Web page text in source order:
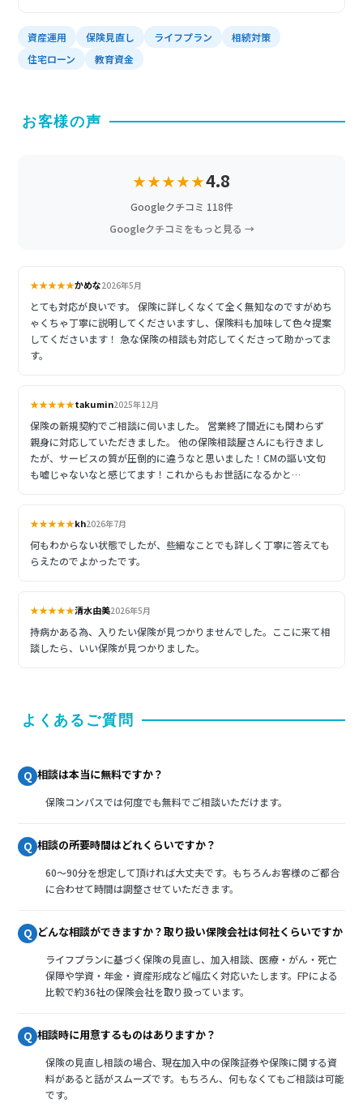
資産運用 保険見直し ライフプラン
相続対策
住宅ローン
教育資金
お客様の声
★★★★★4.8
Googleクチコミ 118件
Googleクチコミをもっと見る →
★★★★★かめな2026年5月
とても対応が良いです。 保険に詳しくなくて全く無知なのですがめち
ゃくちゃ丁寧に説明してくださいますし、保険料も加味して色々提案
してくださいます！ 急な保険の相談も対応してくださって助かってま
す。
★★★★★takumin2025年12月
保険の新規契約でご相談に伺いました。 営業終了間近にも関わらず
親身に対応していただきました。 他の保険相談屋さんにも行きまし
たが、サービスの質が圧倒的に違うなと思いました！CMの謳い文句
も嘘じゃないなと感じてます！これからもお世話になるかと…
★★★★★kh2026年7月
何もわからない状態でしたが、些細なことでも詳しく丁寧に答えても
らえたのでよかったです。
★★★★★清水由美2026年5月
持病かある為、入りたい保険が見つかりませんでした。ここに来て相
談したら、いい保険が見つかりました。
よくあるご質問
Q 相談は本当に無料ですか？
保険コンパスでは何度でも無料でご相談いただけます。
Q 相談の所要時間はどれくらいですか？
60～90分を想定して頂ければ大丈夫です。もちろんお客様のご都合
に合わせて時間は調整させていただきます。
Q どんな相談ができますか？取り扱い保険会社は何社くらいですか
ライフプランに基づく保険の見直し、加入相談、医療・がん・死亡
保障や学資・年金・資産形成など幅広く対応いたします。FPによる
比較で約36社の保険会社を取り扱っています。
Q 相談時に用意するものはありますか？
保険の見直し相談の場合、現在加入中の保険証券や保険に関する資
料があると話がスムーズです。もちろん、何もなくてもご相談は可能
です。